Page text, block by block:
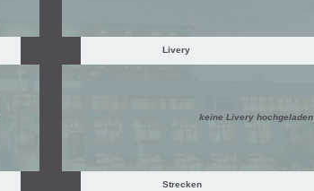
Livery
keine Livery hochgeladen
Strecken